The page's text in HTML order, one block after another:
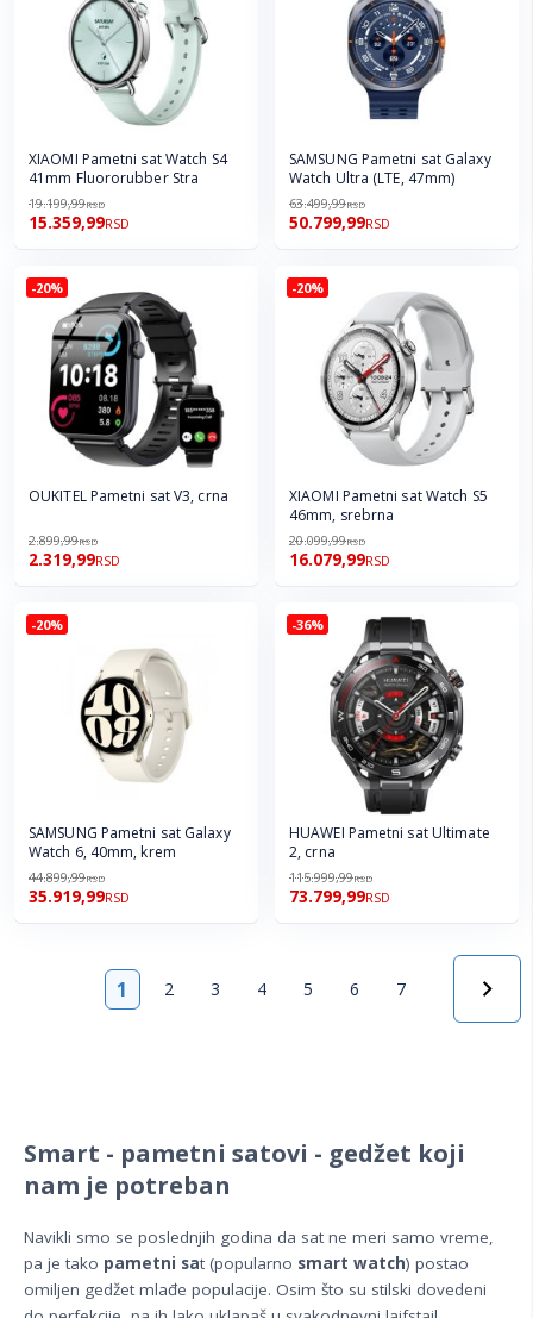
XIAOMI Pametni sat Watch S4
41mm Fluororubber Stra
19.199,99RSD
15.359,99RSD
SAMSUNG Pametni sat Galaxy
Watch Ultra (LTE, 47mm)
63.499,99RSD
50.799,99RSD
-20%
OUKITEL Pametni sat V3, crna
2.899,99RSD
2.319,99RSD
-20%
XIAOMI Pametni sat Watch S5
46mm, srebrna
20.099,99RSD
16.079,99RSD
-20%
SAMSUNG Pametni sat Galaxy
Watch 6, 40mm, krem
44.899,99RSD
35.919,99RSD
-36%
HUAWEI Pametni sat Ultimate
2, crna
115.999,99RSD
73.799,99RSD
1
2 3 4 5 6 7
Smart - pametni satovi - gedžet koji
nam je potreban
Navikli smo se poslednjih godina da sat ne meri samo vreme,
pa je tako pametni sat (popularno smart watch) postao
omiljen gedžet mlađe populacije. Osim što su stilski dovedeni